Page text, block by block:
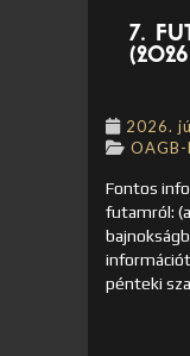
7.
2026.
Fontos
futamról:
pénteki